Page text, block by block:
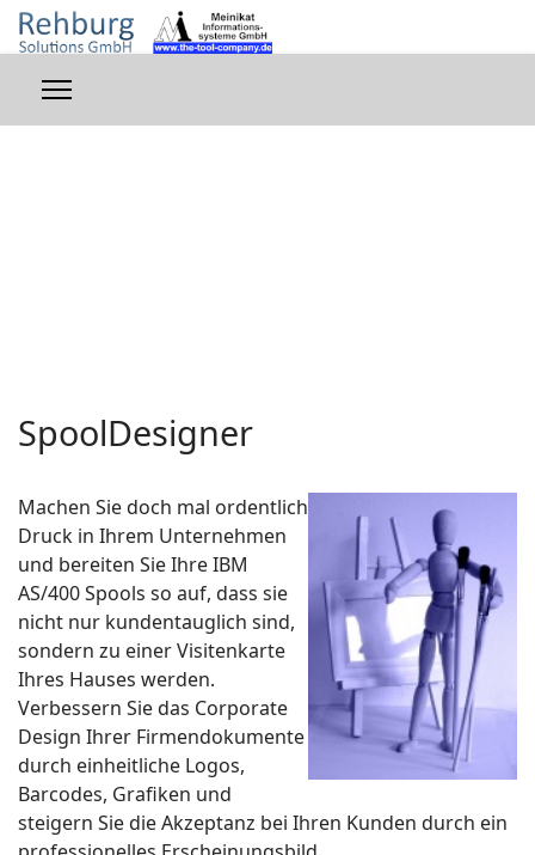
SpoolDesigner
Machen Sie doch mal ordentlich
Druck in Ihrem Unternehmen
und bereiten Sie Ihre IBM
AS/400 Spools so auf, dass sie
nicht nur kundentauglich sind,
sondern zu einer Visitenkarte
Ihres Hauses werden.
Verbessern Sie das Corporate
Design Ihrer Firmendokumente
durch einheitliche Logos,
Barcodes, Grafiken und
steigern Sie die Akzeptanz bei Ihren Kunden durch ein